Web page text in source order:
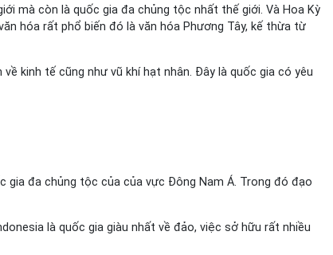
mà còn là quốc gia đa chủng tộc nhất thế giới. Và Hoa Kỳ
hóa rất phổ biến đó là văn hóa Phương Tây, kế thừa từ
kinh tế cũng như vũ khí hạt nhân. Đây là quốc gia có yêu
gia đa chủng tộc của của vực Đông Nam Á. Trong đó đạo
là quốc gia giàu nhất về đảo, việc sở hữu rất nhiều